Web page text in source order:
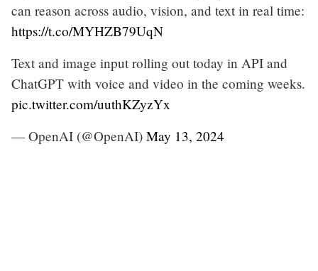
can reason across audio, vision, and text in real time:
https://t.co/MYHZB79UqN
Text and image input rolling out today in API and
ChatGPT with voice and video in the coming weeks.
pic.twitter.com/uuthKZyzYx
— OpenAI (@OpenAI) May 13, 2024